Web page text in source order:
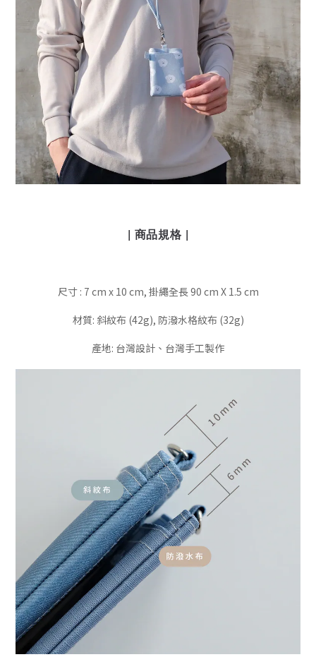
| 商品規格 |
尺寸 : 7 cm x 10 cm, 掛繩全長 90 cm X 1.5 cm
材質: 斜紋布 (42g), 防潑水格紋布 (32g)
產地: 台灣設計、台灣手工製作